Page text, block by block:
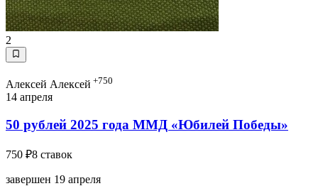
2
Алексей Алексей +750
14 апреля
50 рублей 2025 года ММД «Юбилей Победы»
750 ₽8 ставок
завершен 19 апреля